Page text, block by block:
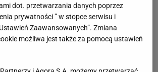
dot. przetwarzania danych poprzez
prywatności ” w stopce serwisu i
Zaawansowanych”. Zmiana
możliwa jest także za pomocą ustawień